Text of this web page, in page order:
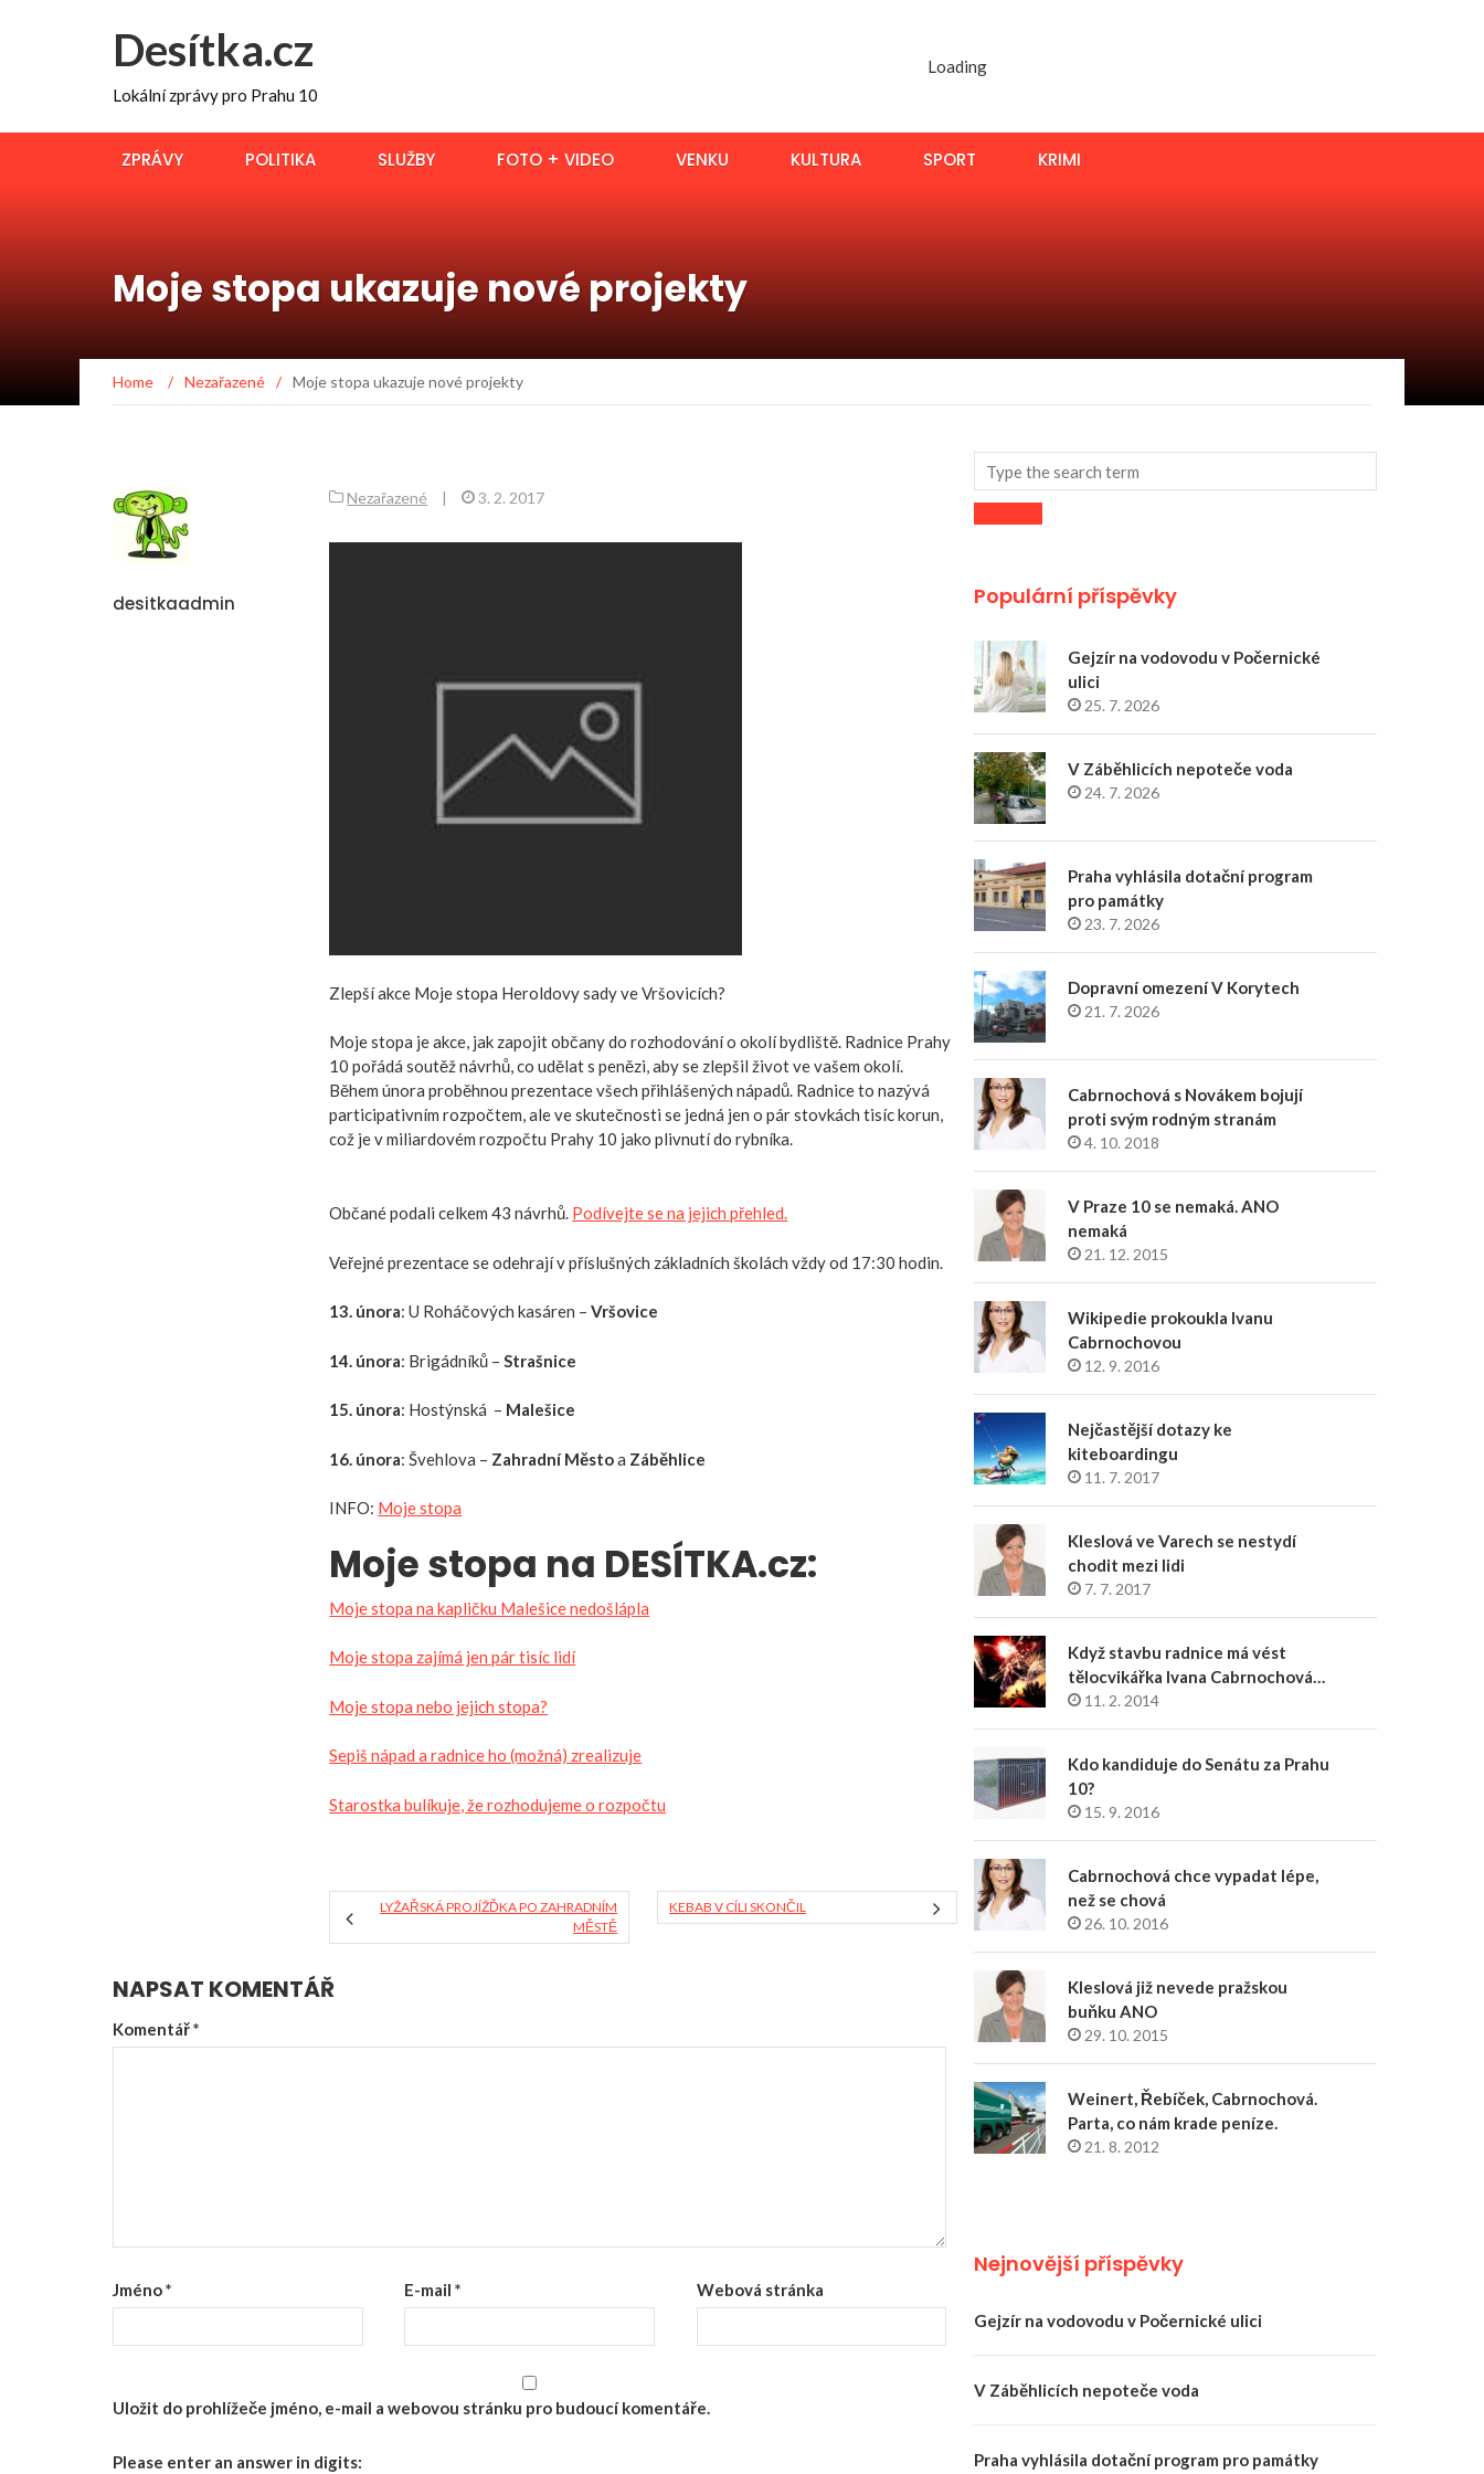
Desítka.cz
Lokální zprávy pro Prahu 10
Loading
ZPRÁVY POLITIKA SLUŽBY FOTO + VIDEO VENKU KULTURA SPORT KRIMI
Moje stopa ukazuje nové projekty
Home / Nezařazené / Moje stopa ukazuje nové projekty
desitkaadmin
Nezařazené | 3. 2. 2017
Zlepší akce Moje stopa Heroldovy sady ve Vršovicích?
Moje stopa je akce, jak zapojit občany do rozhodování o okolí bydliště. Radnice Prahy
10 pořádá soutěž návrhů, co udělat s penězi, aby se zlepšil život ve vašem okolí.
Během února proběhnou prezentace všech přihlášených nápadů. Radnice to nazývá
participativním rozpočtem, ale ve skutečnosti se jedná jen o pár stovkách tisíc korun,
což je v miliardovém rozpočtu Prahy 10 jako plivnutí do rybníka.
Občané podali celkem 43 návrhů. Podívejte se na jejich přehled.
Veřejné prezentace se odehrají v příslušných základních školách vždy od 17:30 hodin.
13. února: U Roháčových kasáren –Vršovice
14. února: Brigádníků – Strašnice
15. února: Hostýnská – Malešice
16. února: Švehlova – Zahradní Městoa Záběhlice
INFO: Moje stopa
Moje stopa na DESÍTKA.cz:
Moje stopa na kapličku Malešice nedošlápla
Moje stopa zajímá jen pár tisíc lidí
Moje stopa nebo jejich stopa?
Sepiš nápad a radnice ho (možná) zrealizuje
Starostka bulíkuje, že rozhodujeme o rozpočtu
LYŽAŘSKÁ PROJÍŽĎKA PO ZAHRADNÍM
MĚSTĚ
KEBAB V CÍLI SKONČIL
NAPSAT KOMENTÁŘ
Komentář*
Jméno* E-mail* Webová stránka
Uložit do prohlížeče jméno, e-mail a webovou stránku pro budoucí komentáře.
Please enter an answer in digits:
Populární příspěvky
Gejzír na vodovodu v Počernické
ulici
25. 7. 2026
V Záběhlicích nepoteče voda
24. 7. 2026
Praha vyhlásila dotační program
pro památky
23. 7. 2026
Dopravní omezení V Korytech
21. 7. 2026
Cabrnochová s Novákem bojují
proti svým rodným stranám
4. 10. 2018
V Praze 10 se nemaká. ANO
nemaká
21. 12. 2015
Wikipedie prokoukla Ivanu
Cabrnochovou
12. 9. 2016
Nejčastější dotazy ke
kiteboardingu
11. 7. 2017
Kleslová ve Varech se nestydí
chodit mezi lidi
7. 7. 2017
Když stavbu radnice má vést
tělocvikářka Ivana Cabrnochová…
11. 2. 2014
Kdo kandiduje do Senátu za Prahu
10?
15. 9. 2016
Cabrnochová chce vypadat lépe,
než se chová
26. 10. 2016
Kleslová již nevede pražskou
buňku ANO
29. 10. 2015
Weinert, Řebíček, Cabrnochová.
Parta, co nám krade peníze.
21. 8. 2012
Nejnovější příspěvky
Gejzír na vodovodu v Počernické ulici
V Záběhlicích nepoteče voda
Praha vyhlásila dotační program pro památky